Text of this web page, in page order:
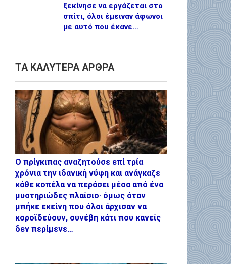
ξεκίνησε να εργάζεται στο
σπίτι, όλοι έμειναν άφωνοι
με αυτό που έκανε…
ΤΑ ΚΑΛΥΤΕΡΑ ΑΡΘΡΑ
Ο πρίγκιπας αναζητούσε επί τρία
χρόνια την ιδανική νύφη και ανάγκαζε
κάθε κοπέλα να περάσει μέσα από ένα
μυστηριώδες πλαίσιο· όμως όταν
μπήκε εκείνη που όλοι άρχισαν να
κοροϊδεύουν, συνέβη κάτι που κανείς
δεν περίμενε…